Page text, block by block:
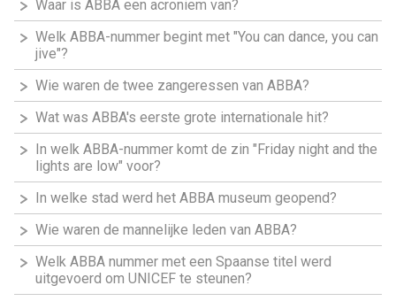
Waar is ABBA een acroniem van?
Welk ABBA-nummer begint met "You can dance, you can
jive"?
Wie waren de twee zangeressen van ABBA?
Wat was ABBA's eerste grote internationale hit?
In welk ABBA-nummer komt de zin "Friday night and the
lights are low" voor?
In welke stad werd het ABBA museum geopend?
Wie waren de mannelijke leden van ABBA?
Welk ABBA nummer met een Spaanse titel werd
uitgevoerd om UNICEF te steunen?